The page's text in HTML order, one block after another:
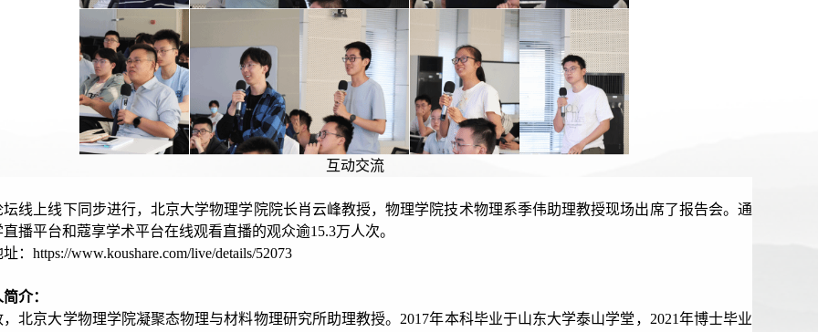
互动交流
坛线上线下同步进行，北京大学物理学院院长肖云峰教授，物理学院技术物理系季伟助理教授现场出席了报告会。通
播平台和蔻享学术平台在线观看直播的观众逾15.3万人次。
：https://www.koushare.com/live/details/52073
介：
，北京大学物理学院凝聚态物理与材料物理研究所助理教授。2017年本科毕业于山东大学泰山学堂，2021年博士毕业